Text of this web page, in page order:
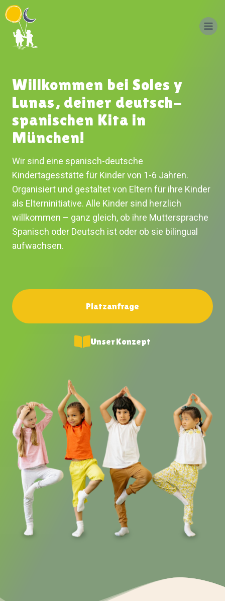
Zum
Inhalt
springen
Willkommen bei Soles y
Lunas, deiner deutsch-
spanischen Kita in
München!
Wir sind eine spanisch-deutsche
Kindertagesstätte für Kinder von 1-6 Jahren.
Organisiert und gestaltet von Eltern für ihre Kinder
als Elterninitiative. Alle Kinder sind herzlich
willkommen – ganz gleich, ob ihre Muttersprache
Spanisch oder Deutsch ist oder ob sie bilingual
aufwachsen.
Platzanfrage
Unser Konzept